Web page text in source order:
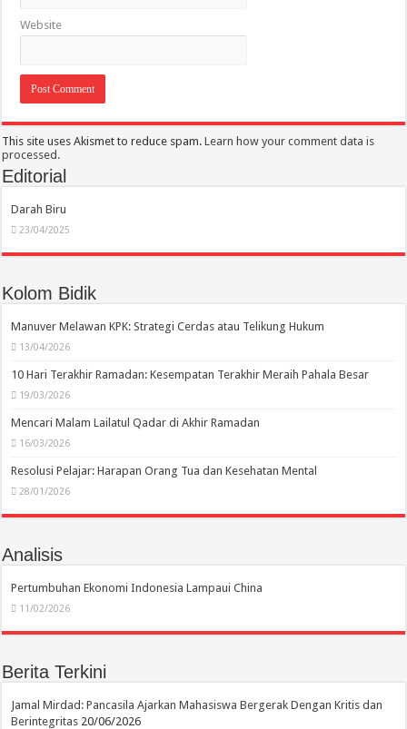
Website
This site uses Akismet to reduce spam.Learn how your comment data is
processed.
Editorial
Darah Biru
23/04/2025
Kolom Bidik
Manuver Melawan KPK: Strategi Cerdas atau Telikung Hukum
13/04/2026
10 Hari Terakhir Ramadan: Kesempatan Terakhir Meraih Pahala Besar
19/03/2026
Mencari Malam Lailatul Qadar di Akhir Ramadan
16/03/2026
Resolusi Pelajar: Harapan Orang Tua dan Kesehatan Mental
28/01/2026
Analisis
Pertumbuhan Ekonomi Indonesia Lampaui China
11/02/2026
Berita Terkini
Jamal Mirdad: Pancasila Ajarkan Mahasiswa Bergerak Dengan Kritis dan
Berintegritas 20/06/2026